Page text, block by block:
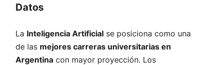
Datos
La Inteligencia Artificial se posiciona como una
de las mejores carreras universitarias en
Argentina con mayor proyección. Los